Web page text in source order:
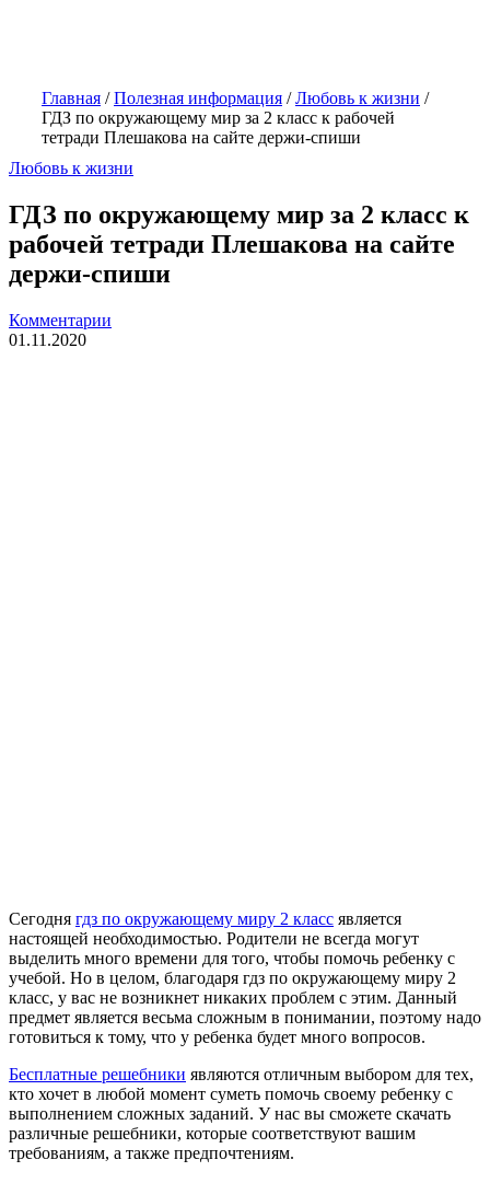
Главная /Полезная информация /Любовь к жизни /
ГДЗ по окружающему мир за 2 класс к рабочей
тетради Плешакова на сайте держи-спиши
Любовь к жизни
ГДЗ по окружающему мир за 2 класс к
рабочей тетради Плешакова на сайте
держи-спиши
Комментарии
01.11.2020
Сегодня гдз по окружающему миру 2 класс является
настоящей необходимостью. Родители не всегда могут
выделить много времени для того, чтобы помочь ребенку с
учебой. Но в целом, благодаря гдз по окружающему миру 2
класс, у вас не возникнет никаких проблем с этим. Данный
предмет является весьма сложным в понимании, поэтому надо
готовиться к тому, что у ребенка будет много вопросов.
Бесплатные решебники являются отличным выбором для тех,
кто хочет в любой момент суметь помочь своему ребенку с
выполнением сложных заданий. У нас вы сможете скачать
различные решебники, которые соответствуют вашим
требованиям, а также предпочтениям.